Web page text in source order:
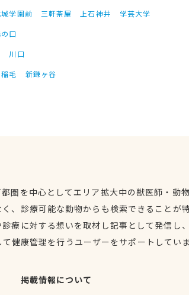
城学園前 三軒茶屋 上石神井
学芸大学
口
川口
稲毛 新鎌ヶ谷
圏を中心としてエリア拡大中の獣医師・動
、診療可能な動物からも検索できることが
療に対する想いを取材し記事として発信し
健康管理を行うユーザーをサポートしてい
掲載情報について